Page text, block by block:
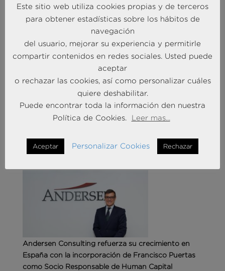
como las tendencias que permiten a todos los
proveedores de la industria de viajes identificar
oportunidades de negocio y ajustar su oferta a las
preferencias de los consumidores.
BRAINTRUST
Andersen Consulting refuerza su crecimiento en
España con la incorporación de Francisco Puertas
como Socio Responsable de Human Capital
Este sitio web utiliza cookies propias y de terceros
para obtener estadísticas sobre los hábitos de
navegación
del usuario, mejorar su experiencia y permitirle
compartir contenidos en redes sociales. Usted puede
aceptar
o rechazar las cookies, así como personalizar cuáles
quiere deshabilitar.
Puede encontrar toda la información den nuestra
Política de Cookies.
Leer mas...
Aceptar Personalizar Cookies Rechazar